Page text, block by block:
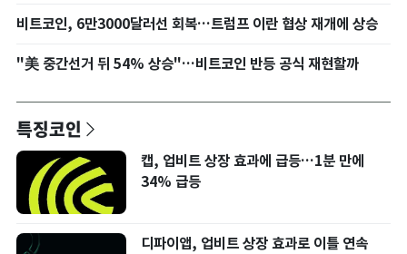
비트코인, 6만3000달러선 회복…트럼프 이란 협상 재개에 상승
"美 중간선거 뒤 54% 상승"…비트코인 반등 공식 재현할까
특징코인
캡, 업비트 상장 효과에 급등…1분 만에
34% 급등
디파이앱, 업비트 상장 효과로 이틀 연속